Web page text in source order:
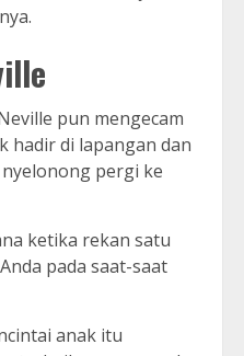
pun mengecam
hadir di lapangan dan
pergi ke
ketika rekan satu
pada saat-saat
anak itu